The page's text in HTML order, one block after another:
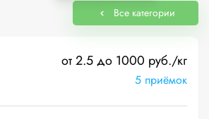
Все категории
от 2.5 до 1000 руб./кг
5 приёмок